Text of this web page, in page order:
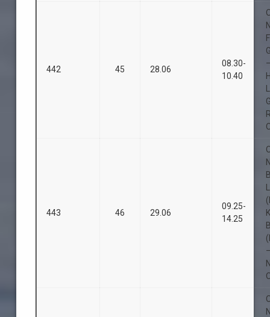
442 45 28.06
08.30-
10.40
443 46 29.06
09.25-
14.25